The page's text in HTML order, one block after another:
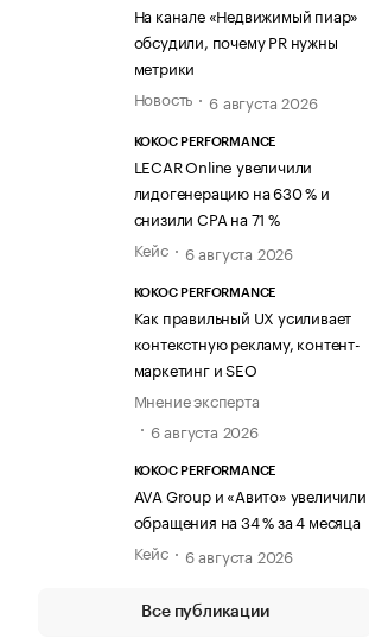
На канале «Недвижимый пиар»
обсудили, почему PR нужны
метрики
Новость
6 августа 2026
KOKOC PERFORMANCE
LECAR Online увеличили
лидогенерацию на 630 % и
снизили CPA на 71 %
Кейс
6 августа 2026
KOKOC PERFORMANCE
Как правильный UX усиливает
контекстную рекламу, контент-
маркетинг и SEO
Мнение эксперта
6 августа 2026
KOKOC PERFORMANCE
AVA Group и «Авито» увеличили
обращения на 34 % за 4 месяца
Кейс
6 августа 2026
Все публикации